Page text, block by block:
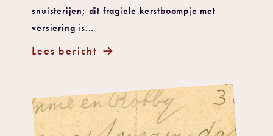
snuisterijen; dit fragiele kerstboompje met
versiering is...
Lees bericht